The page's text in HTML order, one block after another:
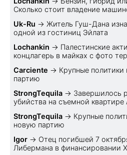
Cколько стоит владение
Uk-Ru → Житель Гуш-Дана
одной из гостиниц Эйлата
Lochankin → Палестинские
концлагерь в майках с фото
Carciente → Крупные политики
партию
StrongTequila → Завершилось
убийства на съемной
StrongTequila → Крупные
новую партию
Igor → Отец погибшей 7
Либермана в финансировании